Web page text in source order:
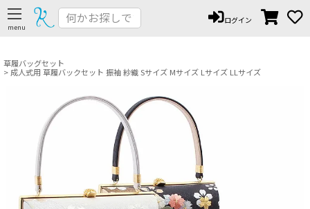
ログイン
草履バッグセット
成人式用 草履バックセット 振袖 紗織 Sサイズ Mサイズ Lサイズ LLサイズ
ペー
ジト